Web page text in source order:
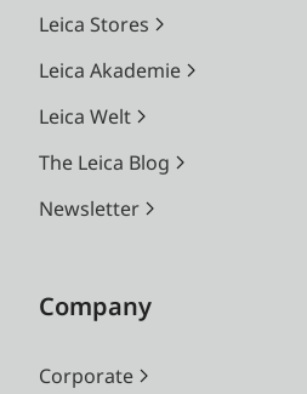
Leica Stores
Leica Akademie
Leica Welt
The Leica Blog
Newsletter
Company
Corporate